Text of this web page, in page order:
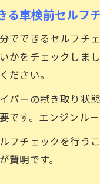
る車検前セルフ
でできるセルフチ
かをチェックしま
ださい。
パーの拭き取り状
です。エンジンル
フチェックを行う
賢明です。